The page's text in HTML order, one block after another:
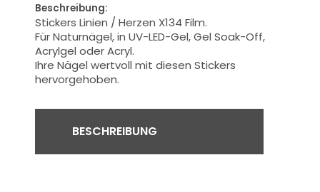
Beschreibung:
Stickers Linien / Herzen X134 Film.
Für Naturnägel, in UV-LED-Gel, Gel Soak-Off,
Acrylgel oder Acryl.
Ihre Nägel wertvoll mit diesen Stickers
hervorgehoben.
BESCHREIBUNG